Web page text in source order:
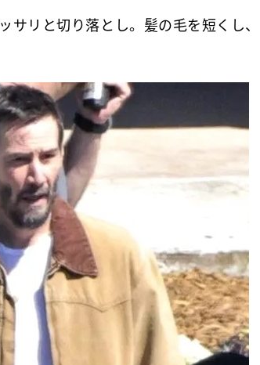
リと切り落とし。髪の毛を短くし、